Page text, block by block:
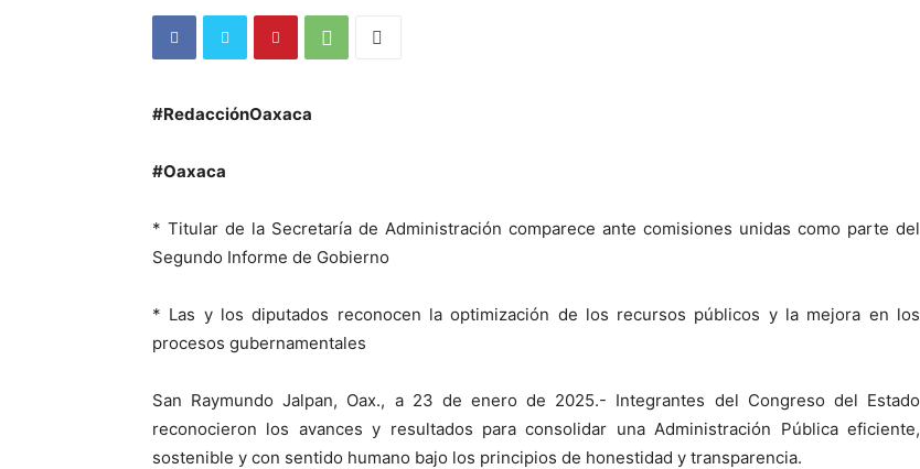
#RedacciónOaxaca
#Oaxaca
* Titular de la Secretaría de Administración comparece ante comisiones unidas como parte del
Segundo Informe de Gobierno
* Las y los diputados reconocen la optimización de los recursos públicos y la mejora en los
procesos gubernamentales
San Raymundo Jalpan, Oax., a 23 de enero de 2025.- Integrantes del Congreso del Estado
reconocieron los avances y resultados para consolidar una Administración Pública eficiente,
sostenible y con sentido humano bajo los principios de honestidad y transparencia.